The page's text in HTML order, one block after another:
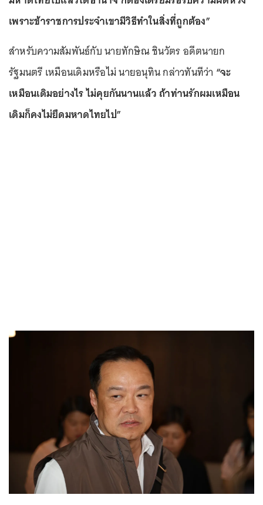
เพราะข้าราชการประจำเขามีวิธีทำในสิ่งที่ถูกต้อง”
สำหรับความสัมพันธ์กับ นายทักษิณ ชินวัตร อดีตนายก
รัฐมนตรี เหมือนเดิมหรือไม่ นายอนุทิน กล่าวทันทีว่า “จะ
เหมือนเดิมอย่างไร ไม่คุยกันนานแล้ว ถ้าท่านรักผมเหมือน
เดิมก็คงไม่ยึดมหาดไทยไป”